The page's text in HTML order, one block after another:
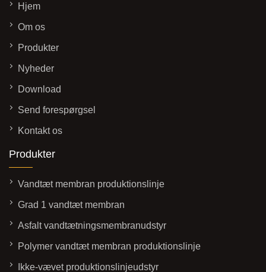
Hjem
Om os
Produkter
Nyheder
Download
Send forespørgsel
Kontakt os
Produkter
Vandtæt membran produktionslinje
Grad 1 vandtæt membran
Asfalt vandtætningsmembranudstyr
Polymer vandtæt membran produktionslinje
Ikke-vævet produktionslinjeudstyr